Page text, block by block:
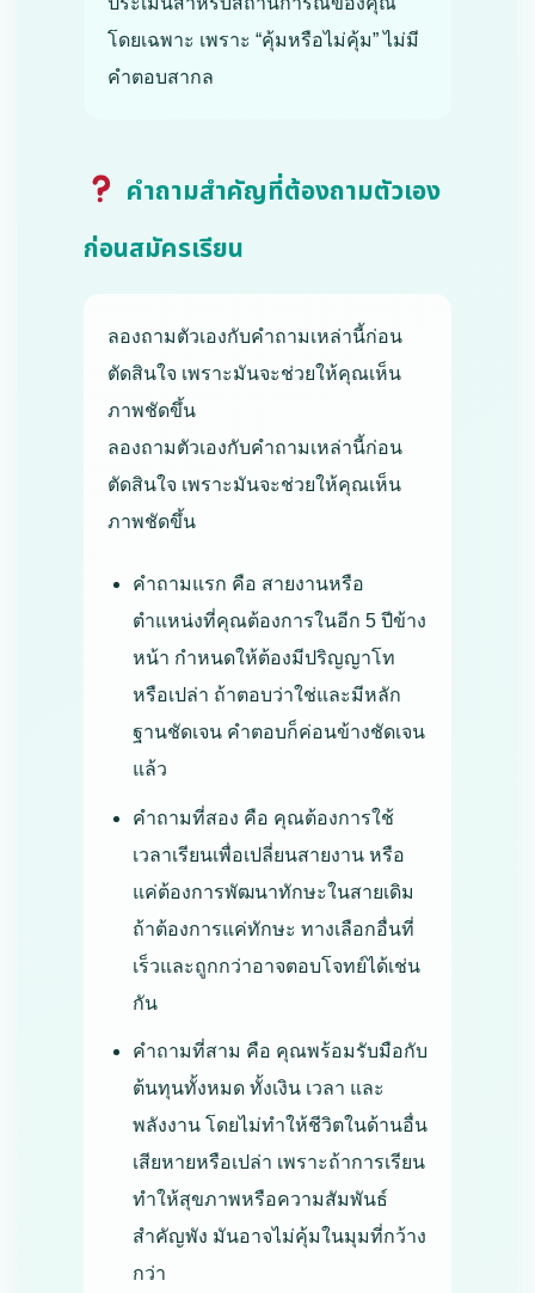
โดยเฉพาะ เพราะ “คุ้มหรือไม่คุ้ม” ไม่มี
คำตอบสากล
คำถามสำคัญที่ต้องถามตัวเอง
ก่อนสมัครเรียน
ลองถามตัวเองกับคำถามเหล่านี้ก่อน
ตัดสินใจ เพราะมันจะช่วยให้คุณเห็น
ภาพชัดขึ้น
ลองถามตัวเองกับคำถามเหล่านี้ก่อน
ตัดสินใจ เพราะมันจะช่วยให้คุณเห็น
ภาพชัดขึ้น
คำถามแรก คือ สายงานหรือ
ตำแหน่งที่คุณต้องการในอีก 5 ปีข้าง
หน้า กำหนดให้ต้องมีปริญญาโท
หรือเปล่า ถ้าตอบว่าใช่และมีหลัก
ฐานชัดเจน คำตอบก็ค่อนข้างชัดเจน
แล้ว
คำถามที่สอง คือ คุณต้องการใช้
เวลาเรียนเพื่อเปลี่ยนสายงาน หรือ
แค่ต้องการพัฒนาทักษะในสายเดิม
ถ้าต้องการแค่ทักษะ ทางเลือกอื่นที่
เร็วและถูกกว่าอาจตอบโจทย์ได้เช่น
กัน
คำถามที่สาม คือ คุณพร้อมรับมือกับ
ต้นทุนทั้งหมด ทั้งเงิน เวลา และ
พลังงาน โดยไม่ทำให้ชีวิตในด้านอื่น
เสียหายหรือเปล่า เพราะถ้าการเรียน
ทำให้สุขภาพหรือความสัมพันธ์
สำคัญพัง มันอาจไม่คุ้มในมุมที่กว้าง
กว่า